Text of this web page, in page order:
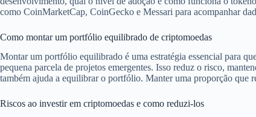
como CoinMarketCap, CoinGecko e Messari para acompanhar
Como montar um portfólio equilibrado de criptomoedas
Montar um portfólio equilibrado é uma estratégia essencial para
pequena parcela de projetos emergentes. Isso reduz o risco,
também ajuda a equilibrar o portfólio. Manter uma proporção que
Riscos ao investir em criptomoedas e como reduzi-los